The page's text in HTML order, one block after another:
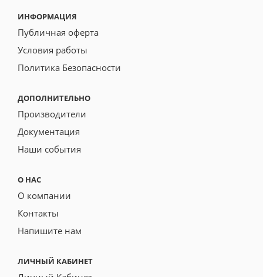
ИНФОРМАЦИЯ
Публичная оферта
Условия работы
Политика Безопасности
ДОПОЛНИТЕЛЬНО
Производители
Документация
Наши события
О НАС
О компании
Контакты
Напишите нам
ЛИЧНЫЙ КАБИНЕТ